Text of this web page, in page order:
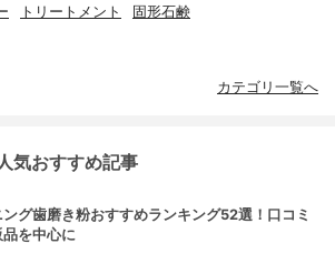
トリートメント 固形石鹸
カテゴリ一覧へ
気おすすめ記事
グ歯磨き粉おすすめランキング52選！口コミ
を中心に